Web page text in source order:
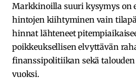
Markkinoilla suuri kysymys on
hintojen kiihtyminen vain
hinnat lähteneet
poikkeuksellisen elvyttävän
finanssipolitiikan sekä
vuoksi.